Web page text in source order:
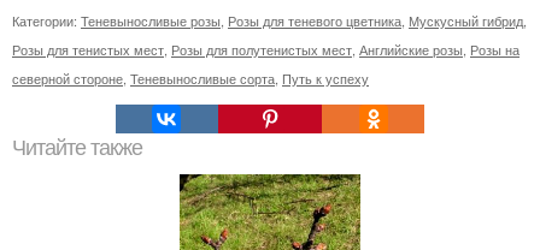
Категории: Теневыносливые розы Розы для теневого цветника Мускусный гибрид
Розы для тенистых мест Розы для полутенистых мест Английские розы Розы на
северной стороне Теневыносливые сорта Путь к успеху
Читайте также